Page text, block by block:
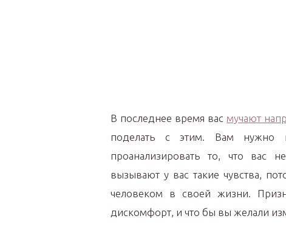
В последнее время вас мучают
поделать с этим. Вам нужно
проанализировать то, что вас
вызывают у вас такие чувства,
человеком в своей жизни.
дискомфорт, и что бы вы желали